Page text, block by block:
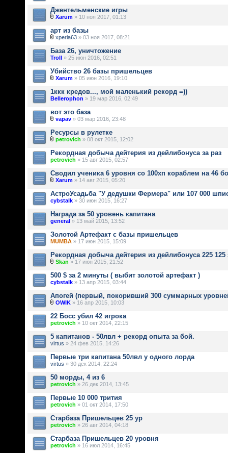
Джентельменские игры
Xarum » 10 ноя 2017, 01:13
арт из базы
xperia63 » 03 ноя 2017, 08:21
База 26, уничтожение
Troll » 25 июн 2016, 02:51
Убийство 26 базы пришельцев
Xarum » 05 июн 2016, 19:10
1ккк кредов..., мой маленький рекорд =))
Bellerophon » 19 мар 2016, 02:49
вот это база
vapav » 03 мар 2016, 23:48
Ресурсы в рулетке
petrovich » 08 окт 2015, 12:02
Рекордная добыча дейтерия из дейлибонуса за раз
petrovich » 15 авг 2015, 02:57
Сводил ученика 6 уровня со 100хп кораблем на 46
Xarum » 14 авг 2015, 05:20
АстроУсадьба "У дедушки Фермера" или 107 000
cybstalk » 30 июн 2015, 16:27
Награда за 50 уровень капитана
general » 13 май 2015, 13:52
Золотой Артефакт с базы пришельцев
MUMBA » 17 июн 2015, 15:09
Рекордная добыча дейтерия из дейлибонуса 225 125
Skan » 17 июн 2015, 21:52
500 $ за 2 минуты ( выбит золотой артефакт )
cybstalk » 13 апр 2015, 03:44
Апогей (первый, покоривший 300 суммарных
OWIK » 16 апр 2015, 10:03
22 Босс убил 42 игрока
petrovich » 10 окт 2014, 22:15
5 капитанов - 50лвл + рекорд опыта за бой.
virtus » 24 фев 2015, 14:26
Первые три капитана 50лвл у одного лорда
virtus » 30 дек 2014, 22:24
50 морды, 4 из 6
petrovich » 26 дек 2014, 13:45
Первые 10 000 трития
petrovich » 01 окт 2014, 17:50
Старбаза Пришельцев 25 ур
petrovich » 26 авг 2014, 04:18
Старбаза Пришельцев 20 уровня
petrovich » 16 июл 2014, 16:45